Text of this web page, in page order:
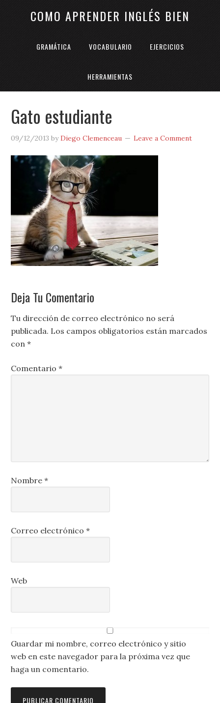
COMO APRENDER INGLÉS BIEN
GRAMÁTICA VOCABULARIO EJERCICIOS
HERRAMIENTAS
Gato estudiante
09/12/2013 byDiego Clemenceau Leave a Comment
Deja Tu Comentario
Tu dirección de correo electrónico no será
publicada. Los campos obligatorios están marcados
con*
Comentario*
Nombre*
Correo electrónico*
Web
Guardar mi nombre, correo electrónico y sitio
web en este navegador para la próxima vez que
haga un comentario.